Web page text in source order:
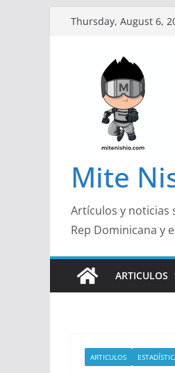
Thursday, August 6,
Mite
Artículos y noticias
Rep Dominicana y
ARTICULOS
ARTICULOS